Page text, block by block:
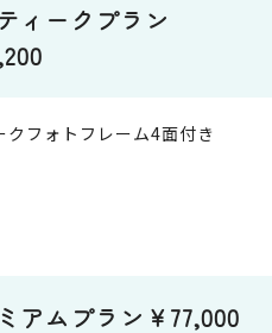
ィークプラン
クフォトフレーム4面付き
アムプラン￥77,000
報保護法にいう「個人
生存する個人に関する情
の他の記述等により特
及び容貌、指紋、声紋
保険証の保険者番号な
の個人を識別できる情
ます。